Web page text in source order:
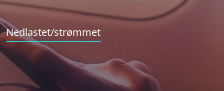
Nedlastet/strømmet